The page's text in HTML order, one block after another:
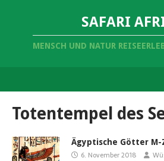
SAFARI
MENSCH UND NATUR
Totentempel des
Ägyptische Götter M-
6. November 2018